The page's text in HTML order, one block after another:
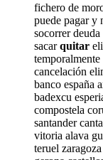
fichero de
puede pagar y
socorrer
sacarquitar
cancelación
banco españa
badexcu
compostela
santander
vitoria alava
teruel